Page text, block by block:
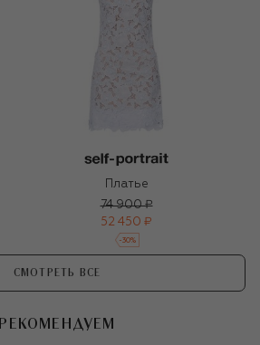
Платье
74 900 ₽
52 450 ₽
-30%
СМОТРЕТЬ ВСЕ
РЕКОМЕНДУЕМ